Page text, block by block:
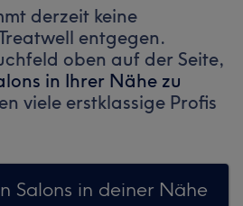
derzeit keine
entgegen.
oben auf der Seite,
in Ihrer Nähe zu
viele erstklassige Profis
Salons in deiner Nähe